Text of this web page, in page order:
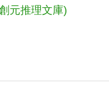
元推理文庫)